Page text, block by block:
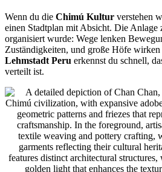
Wenn du die Chimú Kultur verstehen
einen Stadtplan mit Absicht. Die Anlage
organisiert wurde: Wege lenken
Zuständigkeiten, und große Höfe
Lehmstadt Peru erkennst du schnell,
verteilt ist.